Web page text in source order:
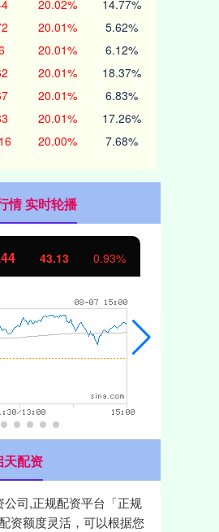
20.02% 14.77%
20.01% 5.62%
20.01% 6.12%
20.01% 18.37%
20.01% 6.83%
20.01% 17.26%
20.00% 7.68%
情 实时轮播
43.13 0.93%
天配资
司,正规配资平台「正规
资额度灵活，可以根据您